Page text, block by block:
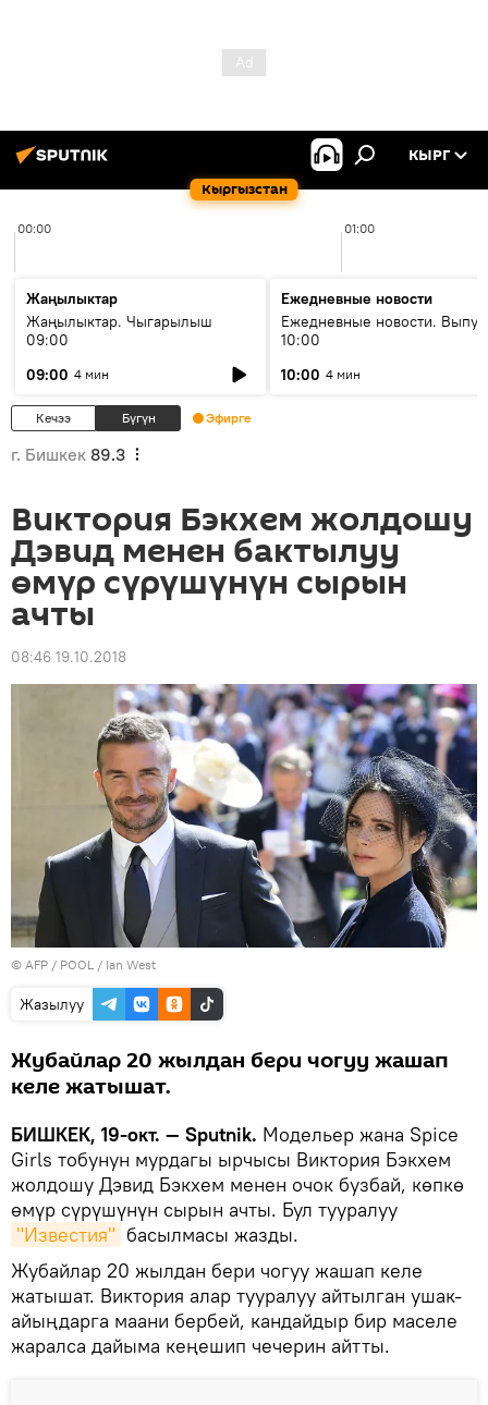
Кыргызстан
КЫРГ
00:00 01:00
Жаңылыктар
Жаңылыктар. Чыгарылыш
09:00
09:00 4 мин
Ежедневные новости
Ежедневные новости.
10:00
10:00 4 мин
Кечээ Бүгүн Эфирге
г. Бишкек 89.3
Виктория Бэкхем жолдошу
Дэвид менен бактылуу
өмүр сүрүшүнүн сырын
ачты
08:46 19.10.2018
© AFP / POOL / Ian West
Жазылуу
Жубайлар 20 жылдан бери чогуу жашап
келе жатышат.
БИШКЕК, 19-окт. — Sputnik. Модельер жана Spice
Girls тобунун мурдагы ырчысы Виктория Бэкхем
жолдошу Дэвид Бэкхем менен очок бузбай, көпкө
өмүр сүрүшүнүн сырын ачты. Бул тууралуу
"Известия" басылмасы жазды.
Жубайлар 20 жылдан бери чогуу жашап келе
жатышат. Виктория алар тууралуу айтылган ушак-
айыңдарга маани бербей, кандайдыр бир маселе
жаралса дайыма кеңешип чечерин айтты.